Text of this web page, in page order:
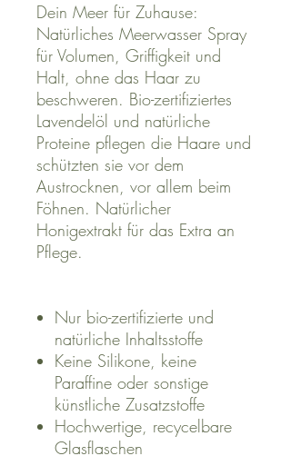
Dein Meer für Zuhause:
Natürliches Meerwasser Spray
für Volumen, Griffigkeit und
Halt, ohne das Haar zu
beschweren. Bio-zertifiziertes
Lavendelöl und natürliche
Proteine pflegen die Haare und
schützten sie vor dem
Austrocknen, vor allem beim
Föhnen. Natürlicher
Honigextrakt für das Extra an
Pflege.
Nur bio-zertifizierte und
natürliche Inhaltsstoffe
Keine Silikone, keine
Paraffine oder sonstige
künstliche Zusatzstoffe
Hochwertige, recycelbare
Glasflaschen